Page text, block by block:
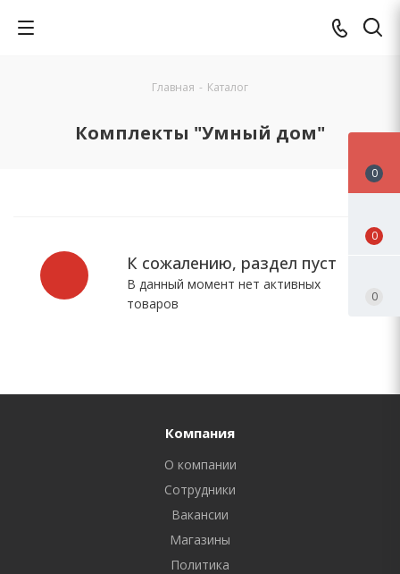
Главная - Каталог
Комплекты "Умный дом"
К сожалению, раздел пуст
В данный момент нет активных
товаров
Компания
О компании
Сотрудники
Вакансии
Магазины
Политика
0
0
0